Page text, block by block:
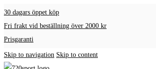
30 dagars öppet köp
Fri frakt vid beställning över 2000 kr
Prisgaranti
Skip to navigation Skip to content